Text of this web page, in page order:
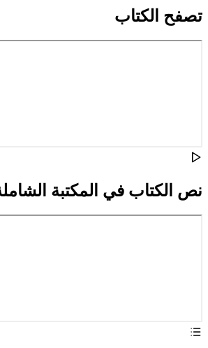
تصفح الكتاب
نص الكتاب في المكتبة